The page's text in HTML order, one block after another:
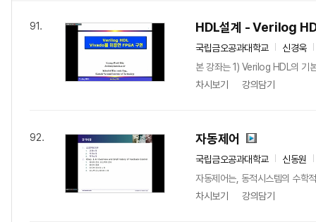
91. HDL설계 - Verilog
국립금오공과대학교
신경욱
본 강좌는 1) Verilog HDL의 기
차시보기
강의담기
92. 자동제어
국립금오공과대학교
신동원
자동제어는, 동적시스템의 수학
차시보기
강의담기